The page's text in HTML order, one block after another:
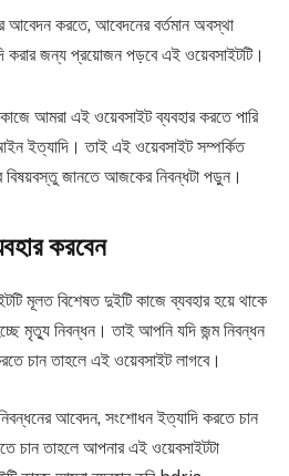
আবেদন করতে, আবেদনের বর্তমান অবস্থা
করার জন্য প্রয়োজন পড়বে এই ওয়েবসাইটটি।
আমরা এই ওয়েবসাইট ব্যবহার করতে পারি
ইত্যাদি। তাই এই ওয়েবসাইট সম্পর্কিত
বিষয়বস্তু জানতে আজকের নিবন্ধটা পড়ুন।
করবেন
মূলত বিশেষত দুইটি কাজে ব্যবহার হয়ে থাকে
মৃত্যু নিবন্ধন। তাই আপনি যদি জন্ম নিবন্ধন
চান তাহলে এই ওয়েবসাইট লাগবে।
আবেদন, সংশোধন ইত্যাদি করতে চান
চান তাহলে আপনার এই ওয়েবসাইটটা